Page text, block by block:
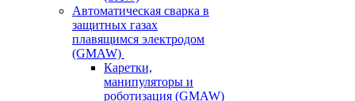
Автоматическая сварка в
защитных газах
плавящимся электродом
(GMAW)
Каретки,
манипуляторы и
роботизация (GMAW)